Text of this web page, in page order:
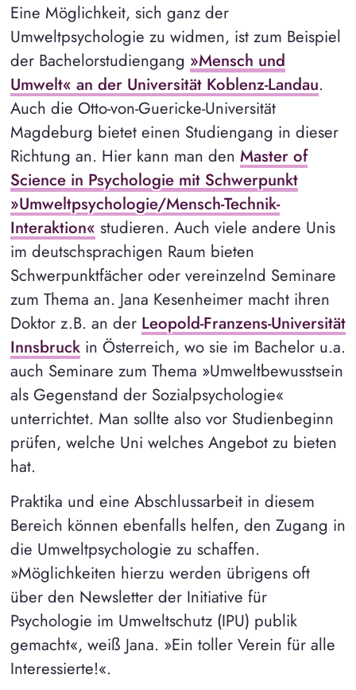
Eine Möglichkeit, sich ganz der
Umweltpsychologie zu widmen, ist zum Beispiel
der Bachelorstudiengang »Mensch und
Umwelt« an der Universität Koblenz-Landau.
Auch die Otto-von-Guericke-Universität
Magdeburg bietet einen Studiengang in dieser
Richtung an. Hier kann man den Master of
Science in Psychologie mit Schwerpunkt
»Umweltpsychologie/Mensch-Technik-
Interaktion« studieren. Auch viele andere Unis
im deutschsprachigen Raum bieten
Schwerpunktfächer oder vereinzelnd Seminare
zum Thema an. Jana Kesenheimer macht ihren
Doktor z.B. an der Leopold-Franzens-Universität
Innsbruckin Österreich, wo sie im Bachelor u.a.
auch Seminare zum Thema »Umweltbewusstsein
als Gegenstand der Sozialpsychologie«
unterrichtet. Man sollte also vor Studienbeginn
prüfen, welche Uni welches Angebot zu bieten
hat.
Praktika und eine Abschlussarbeit in diesem
Bereich können ebenfalls helfen, den Zugang in
die Umweltpsychologie zu schaffen.
»Möglichkeiten hierzu werden übrigens oft
über den Newsletter der Initiative für
Psychologie im Umweltschutz (IPU) publik
gemacht«, weiß Jana. »Ein toller Verein für alle
Interessierte!«.